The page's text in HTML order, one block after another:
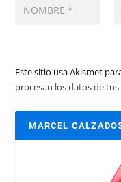
Este sitio usa Akismet
procesan los datos de
MARCEL